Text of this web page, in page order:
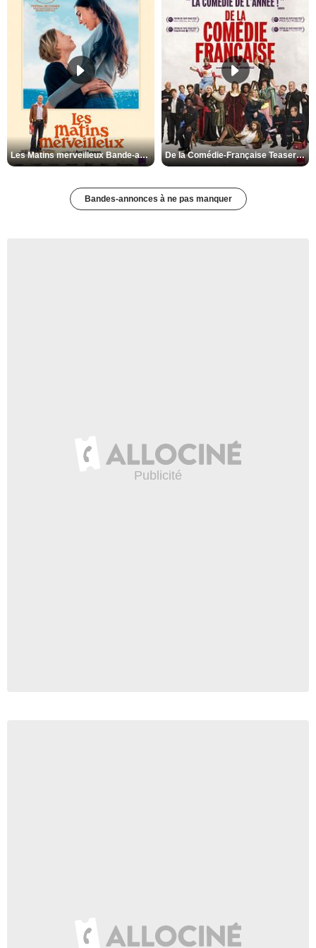
Les Matins merveilleux Bande-annonce VF De la Comédie-Française Teaser VF
Bandes-annonces à ne pas manquer